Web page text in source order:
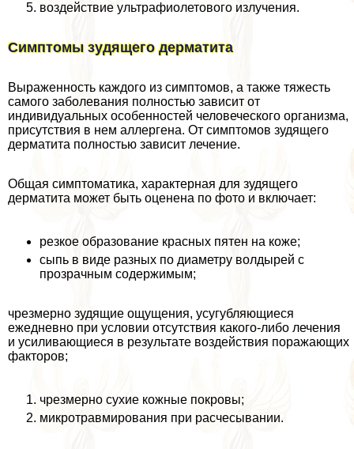
воздействие ультрафиолетового излучения.
Симптомы зудящего дерматита
Выраженность каждого из симптомов, а также тяжесть
самого заболевания полностью зависит от
индивидуальных особенностей человеческого организма,
присутствия в нем аллергена. От симптомов зудящего
дерматита полностью зависит лечение.
Общая симптоматика, хаpaктерная для зудящего
дерматита может быть оценена по фото и включает:
резкое образование красных пятен на коже;
сыпь в виде разных по диаметру волдырей с
прозрачным содержимым;
чрезмерно зудящие ощущения, усугубляющиеся
ежедневно при условии отсутствия какого-либо лечения
и усиливающиеся в результате воздействия поражающих
факторов;
чрезмерно сухие кожные покровы;
микротравмирования при расчесывании.